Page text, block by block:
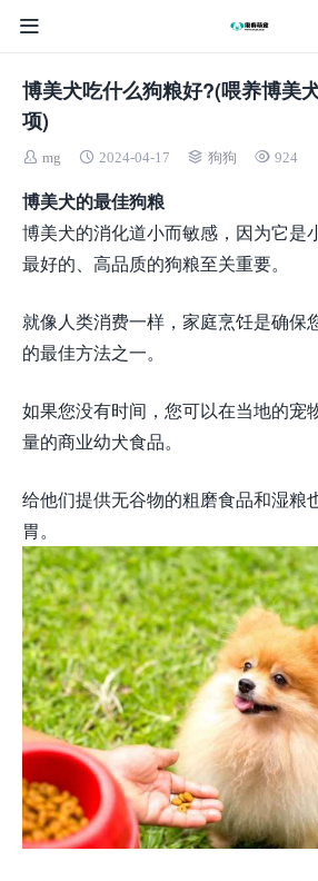
博美犬吃什么狗粮好?(喂养博美
项)
mg 2024-04-17 狗狗 924
博美犬的最佳狗粮
博美犬的消化道小而敏感，因为它是
最好的、高品质的狗粮至关重要。
就像人类消费一样，家庭烹饪是确保
的最佳方法之一。
如果您没有时间，您可以在当地的宠
量的商业幼犬食品。
给他们提供无谷物的粗磨食品和湿粮
胃。